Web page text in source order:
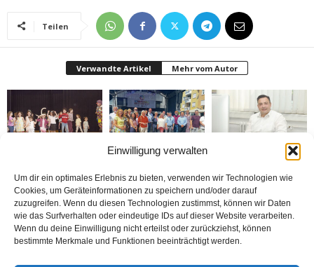
Einwilligung verwalten
Um dir ein optimales Erlebnis zu bieten, verwenden wir Technologien wie
Cookies, um Geräteinformationen zu speichern und/oder darauf
zuzugreifen. Wenn du diesen Technologien zustimmst, können wir Daten
wie das Surfverhalten oder eindeutige IDs auf dieser Website verarbeiten.
Wenn du deine Einwilligung nicht erteilst oder zurückziehst, können
bestimmte Merkmale und Funktionen beeinträchtigt werden.
Teilen
Verwandte Artikel Mehr vom Autor
Festivali yapıldı
Yabancılar Haftası
donduruldu